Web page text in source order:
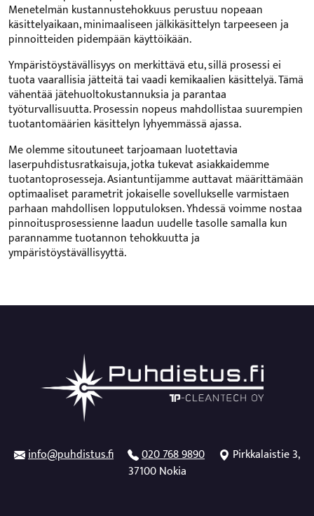
Menetelmän kustannustehokkuus perustuu nopeaan
käsittelyaikaan, minimaaliseen jälkikäsittelyn tarpeeseen ja
pinnoitteiden pidempään käyttöikään.
Ympäristöystävällisyys on merkittävä etu, sillä prosessi ei
tuota vaarallisia jätteitä tai vaadi kemikaalien käsittelyä. Tämä
vähentää jätehuoltokustannuksia ja parantaa
työturvallisuutta. Prosessin nopeus mahdollistaa suurempien
tuotantomäärien käsittelyn lyhyemmässä ajassa.
Me olemme sitoutuneet tarjoamaan luotettavia
laserpuhdistusratkaisuja, jotka tukevat asiakkaidemme
tuotantoprosesseja. Asiantuntijamme auttavat määrittämään
optimaaliset parametrit jokaiselle sovellukselle varmistaen
parhaan mahdollisen lopputuloksen. Yhdessä voimme nostaa
pinnoitusprosessienne laadun uudelle tasolle samalla kun
parannamme tuotannon tehokkuutta ja
ympäristöystävällisyyttä.
info@puhdistus.fi 020 768 9890
Pirkkalaistie 3,
37100 Nokia